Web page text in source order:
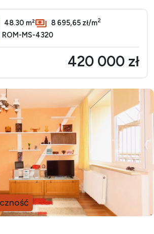
48.30 m² 8 695,65 zł/m2
ROM-MS-4320
420 000 zł